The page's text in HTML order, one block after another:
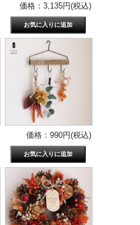
価格：3,135円(税込)
価格：990円(税込)